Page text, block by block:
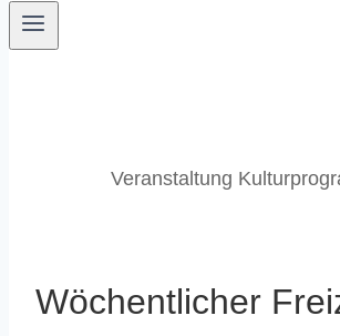
Veranstaltung
Wöchentlicher